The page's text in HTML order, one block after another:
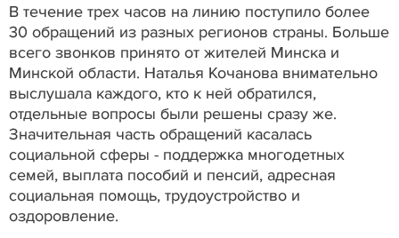
В течение трех часов на линию поступило более
30 обращений из разных регионов страны. Больше
всего звонков принято от жителей Минска и
Минской области. Наталья Кочанова внимательно
выслушала каждого, кто к ней обратился,
отдельные вопросы были решены сразу же.
Значительная часть обращений касалась
социальной сферы - поддержка многодетных
семей, выплата пособий и пенсий, адресная
социальная помощь, трудоустройство и
оздоровление.